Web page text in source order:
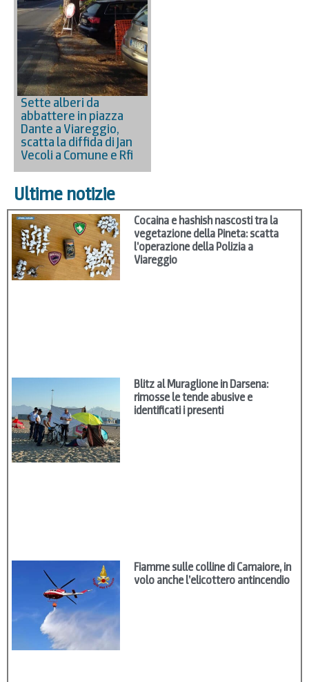
Sette alberi da
abbattere in piazza
Dante a Viareggio,
scatta la diffida di Jan
Vecoli a Comune e Rfi
Ultime notizie
Cocaina e hashish nascosti tra la
vegetazione della Pineta: scatta
l’operazione della Polizia a
Viareggio
Blitz al Muraglione in Darsena:
rimosse le tende abusive e
identificati i presenti
Fiamme sulle colline di Camaiore, in
volo anche l’elicottero antincendio